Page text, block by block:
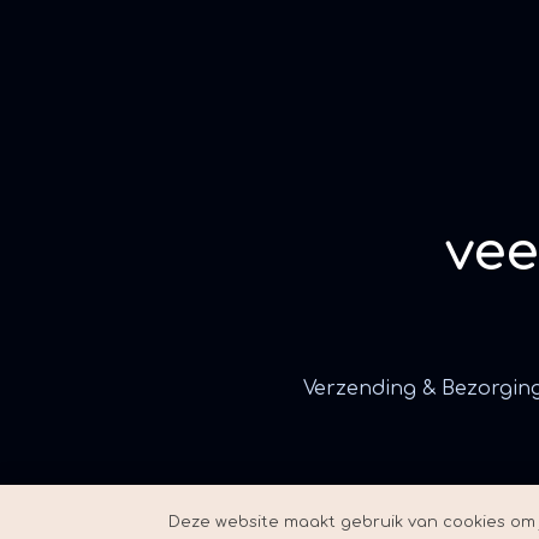
Verzending &
Deze website maakt gebruik van cookies